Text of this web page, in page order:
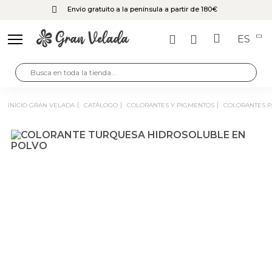
Envío gratuito a la península a partir de 180€
ES
INICIO GRAN VELADA CATÁLOGO COLORANTES Y PIGMENTOS COLORANTES